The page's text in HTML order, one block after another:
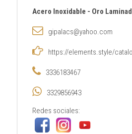
Acero Inoxidable - Oro
gipalacs@yahoo.com
https://elements.style/
3336183467
3329856943
Redes sociales: